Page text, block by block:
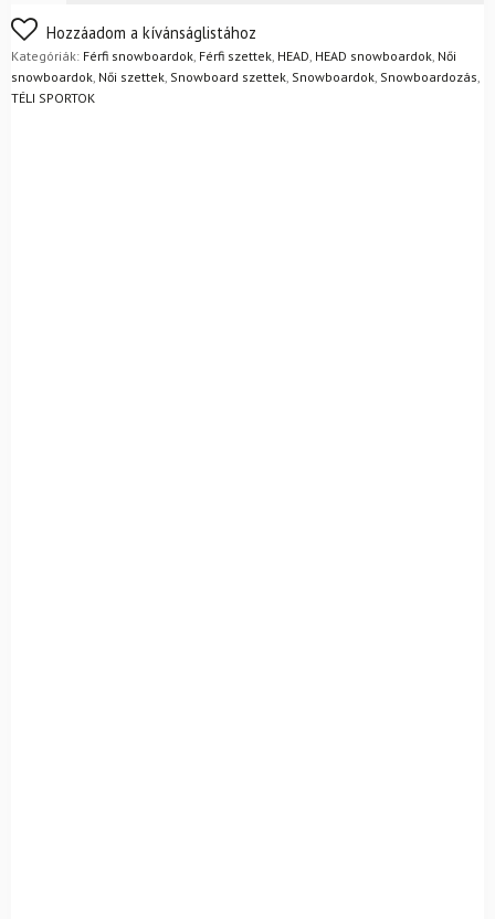
Nem biztos a választásában? Semmi gond – a terméket
egyszerűen visszaküldheti 14 napon belül, indoklás nélkül.
Mik a visszaküldés feltételei?
Hozzáadom a kívánságlistához
Kategóriák: Férfi snowboardok, Férfi szettek, HEAD, HEAD snowboardok, Női
snowboardok, Női szettek, Snowboard szettek, Snowboardok, Snowboardozás,
TÉLI SPORTOK